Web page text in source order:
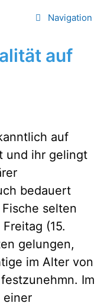
Navigation
auf
auf
und ihr gelingt
bedauert
selten
(15.
gelungen,
im Alter von
Im
einer